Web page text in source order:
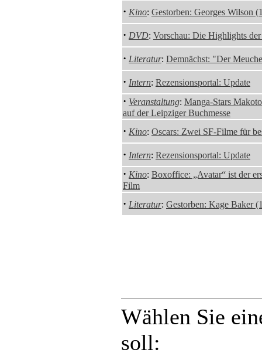
· Kino: Gestorben: Georges Wilson
· DVD: Vorschau: Die Highlights
· Literatur: Demnächst: "Der
· Intern: Rezensionsportal: Update
· Veranstaltung: Manga-Stars
auf der Leipziger Buchmesse
· Kino: Oscars: Zwei SF-Filme für
· Intern: Rezensionsportal: Update
· Kino: Boxoffice: „Avatar“ ist der
Film
· Literatur: Gestorben: Kage Baker
Wählen Sie
soll: